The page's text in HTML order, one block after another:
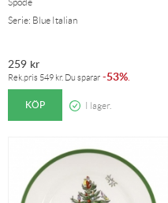
Spode
Serie: Blue Italian
259 kr
Rek.pris 549 kr. Du sparar -53%.
KÖP I lager.